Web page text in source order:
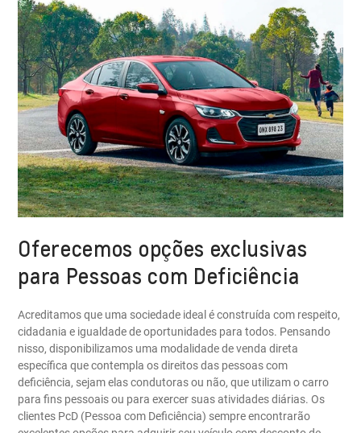
Oferecemos opções exclusivas
para Pessoas com Deficiência
Acreditamos que uma sociedade ideal é construída com respeito,
cidadania e igualdade de oportunidades para todos. Pensando
nisso, disponibilizamos uma modalidade de venda direta
específica que contempla os direitos das pessoas com
deficiência, sejam elas condutoras ou não, que utilizam o carro
para fins pessoais ou para exercer suas atividades diárias. Os
clientes PcD (Pessoa com Deficiência) sempre encontrarão